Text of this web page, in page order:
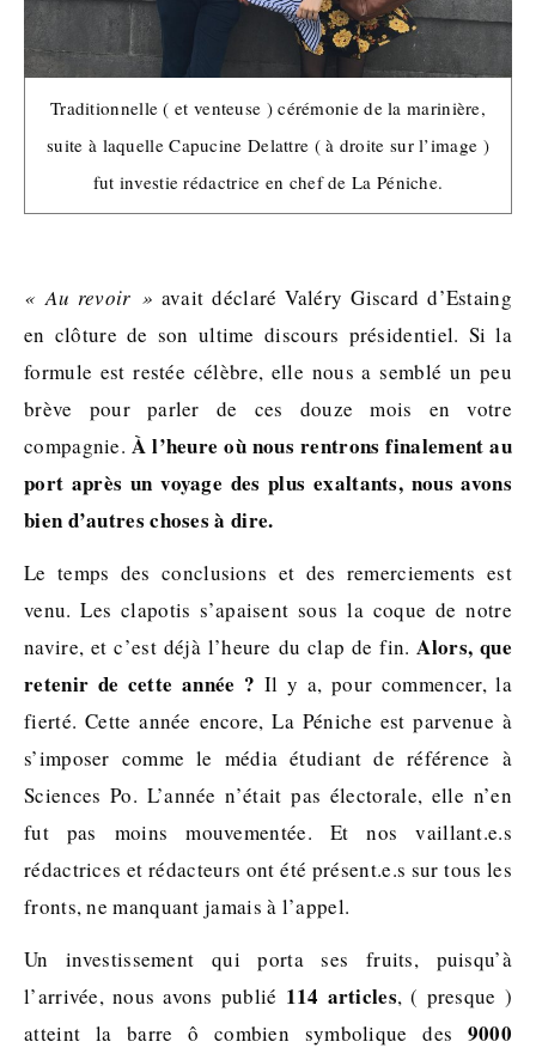
Traditionnelle ( et venteuse ) cérémonie de la marinière,
suite à laquelle Capucine Delattre ( à droite sur l’image )
fut investie rédactrice en chef de La Péniche.
« Au revoir » avait déclaré Valéry Giscard d’Estaing
en clôture de son ultime discours présidentiel. Si la
formule est restée célèbre, elle nous a semblé un peu
brève pour parler de ces douze mois en votre
compagnie. À l’heure où nous rentrons finalement au
port après un voyage des plus exaltants, nous avons
bien d’autres choses à dire.
Le temps des conclusions et des remerciements est
venu. Les clapotis s’apaisent sous la coque de notre
navire, et c’est déjà l’heure du clap de fin.Alors, que
retenir de cette année ? Il y a, pour commencer, la
fierté. Cette année encore, La Péniche est parvenue à
s’imposer comme le média étudiant de référence à
Sciences Po. L’année n’était pas électorale, elle n’en
fut pas moins mouvementée. Et nos vaillant.e.s
rédactrices et rédacteurs ont été présent.e.s sur tous les
fronts, ne manquant jamais à l’appel.
Un investissement qui porta ses fruits, puisqu’à
l’arrivée, nous avons publié 114 articles, ( presque )
atteint la barre ô combien symbolique des 9000